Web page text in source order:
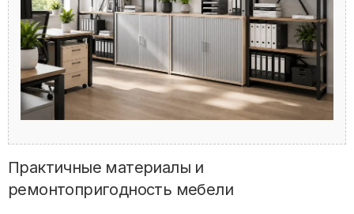
Практичные материалы и
ремонтопригодность мебели